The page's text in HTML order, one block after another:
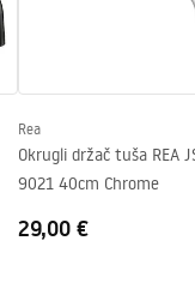
Rea
Okrugli držač tuša REA
9021 40cm Chrome
29,00 €